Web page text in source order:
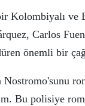
Kolombiyalı ve
Carlos
üren önemli bir ç
Nostromo'sunu
Bu polisiye